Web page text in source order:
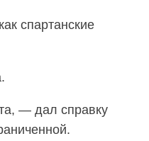
спартанские
— дал справку